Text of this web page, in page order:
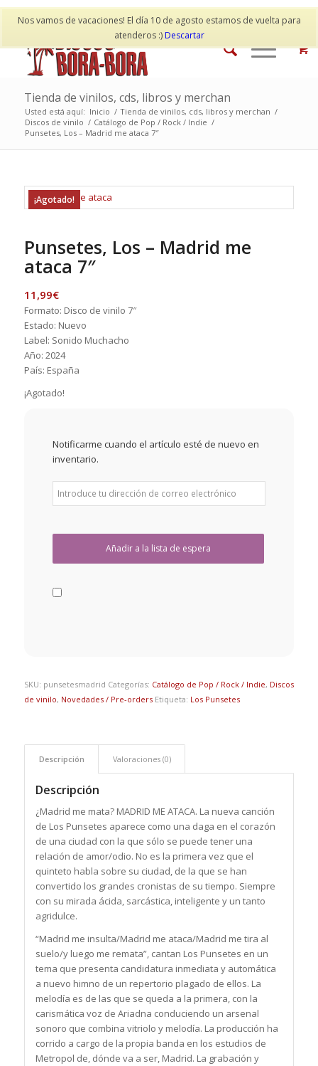
Nos vamos de vacaciones! El día 10 de agosto estamos de vuelta para
atenderos :)Descartar
Mi cuenta Contacto
Tienda de vinilos, cds, libros y merchan
Usted está aquí: Inicio / Tienda de vinilos, cds, libros y merchan /
Discos de vinilo / Catálogo de Pop / Rock / Indie /
Punsetes, Los – Madrid me ataca 7″
¡Agotado!
Punsetes, Los – Madrid me
ataca 7″
11,99€
Formato: Disco de vinilo 7″
Estado: Nuevo
Label: Sonido Muchacho
Año: 2024
País: España
¡Agotado!
Notificarme cuando el artículo esté de nuevo en
inventario.
SKU: punsetesmadrid Categorías: Catálogo de Pop / Rock / Indie, Discos
de vinilo, Novedades / Pre-orders Etiqueta: Los Punsetes
Descripción Valoraciones (0)
Descripción
¿Madrid me mata? MADRID ME ATACA. La nueva canción
de Los Punsetes aparece como una daga en el corazón
de una ciudad con la que sólo se puede tener una
relación de amor/odio. No es la primera vez que el
quinteto habla sobre su ciudad, de la que se han
convertido los grandes cronistas de su tiempo. Siempre
con su mirada ácida, sarcástica, inteligente y un tanto
agridulce.
“Madrid me insulta/Madrid me ataca/Madrid me tira al
suelo/y luego me remata”, cantan Los Punsetes en un
tema que presenta candidatura inmediata y automática
a nuevo himno de un repertorio plagado de ellos. La
melodía es de las que se queda a la primera, con la
carismática voz de Ariadna conduciendo un arsenal
sonoro que combina vitriolo y melodía. La producción ha
corrido a cargo de la propia banda en los estudios de
Metropol de, dónde va a ser, Madrid. La grabación y